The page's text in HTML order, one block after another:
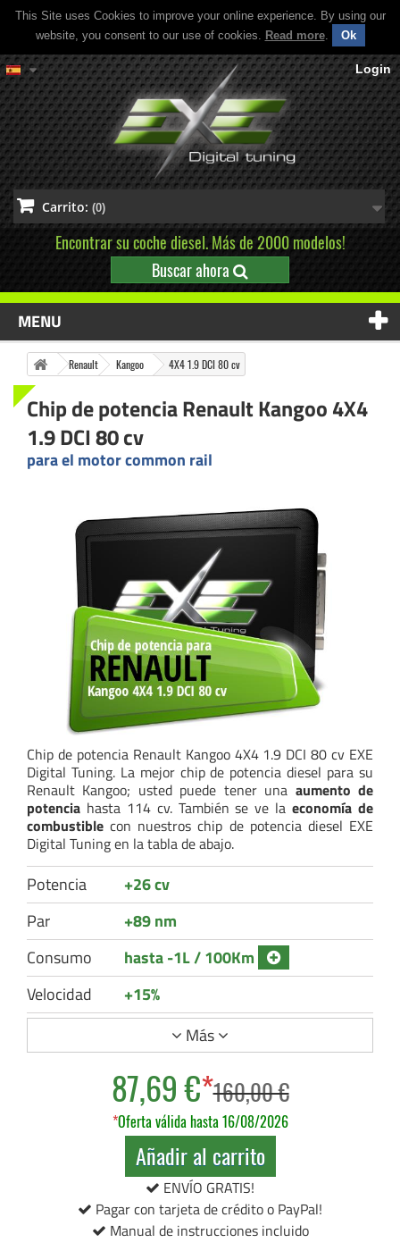
This Site uses Cookies to improve your online experience. By using our
website, you consent to our use of cookies. Read more. Ok
Login
Carrito: (0)
Encontrar su coche diesel. Más de 2000 modelos!
Buscar ahora
MENU
Renault Kangoo 4X4 1.9 DCI 80 cv
Chip de potencia Renault Kangoo 4X4
1.9 DCI 80 cv
para el motor common rail
Chip de potencia Renault Kangoo 4X4 1.9 DCI 80 cv EXE
Digital Tuning. La mejor chip de potencia diesel para su
Renault Kangoo; usted puede tener una aumento de
potencia hasta 114 cv. También se ve laeconomía de
combustiblecon nuestros chip de potencia diesel EXE
Digital Tuning en la tabla de abajo.
Potencia
+26 cv
Par
+89 nm
Consumo
hasta -1L / 100Km
Velocidad
+15%
Más
87,69 €*160,00 €
*Oferta válida hasta 16/08/2026
Añadir al carrito
ENVÍO GRATIS!
Pagar con tarjeta de crédito o PayPal!
Manual de instrucciones incluido